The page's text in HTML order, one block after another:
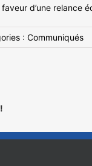
d’une relance
: Communiqués